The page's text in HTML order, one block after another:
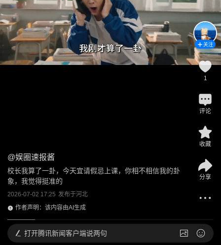
@娱圈速报酱
校长我算了一卦，今天宜请假忌上课，你相不相信我的卦
象，我觉得挺准的
2026-07-02 17:25 发布于河北
作者声明：该内容由AI生成
关注
1
评论
收藏
分享
打开腾讯新闻客户端说两句